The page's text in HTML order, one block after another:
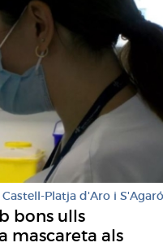
Castell-Platja d'Aro i S'Agaró
bons ulls
mascareta als